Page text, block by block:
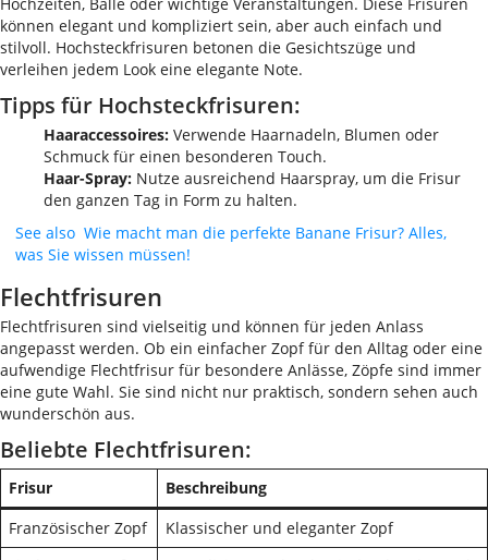
können elegant und kompliziert sein, aber auch einfach und
stilvoll. Hochsteckfrisuren betonen die Gesichtszüge und
verleihen jedem Look eine elegante Note.
Tipps für Hochsteckfrisuren:
Haaraccessoires: Verwende Haarnadeln, Blumen oder
Schmuck für einen besonderen Touch.
Haar-Spray: Nutze ausreichend Haarspray, um die Frisur
den ganzen Tag in Form zu halten.
See also Wie macht man die perfekte Banane Frisur? Alles,
was Sie wissen müssen!
Flechtfrisuren
Flechtfrisuren sind vielseitig und können für jeden Anlass
angepasst werden. Ob ein einfacher Zopf für den Alltag oder eine
aufwendige Flechtfrisur für besondere Anlässe, Zöpfe sind immer
eine gute Wahl. Sie sind nicht nur praktisch, sondern sehen auch
wunderschön aus.
Beliebte Flechtfrisuren:
Frisur
Beschreibung
Französischer Zopf
Klassischer und eleganter Zopf